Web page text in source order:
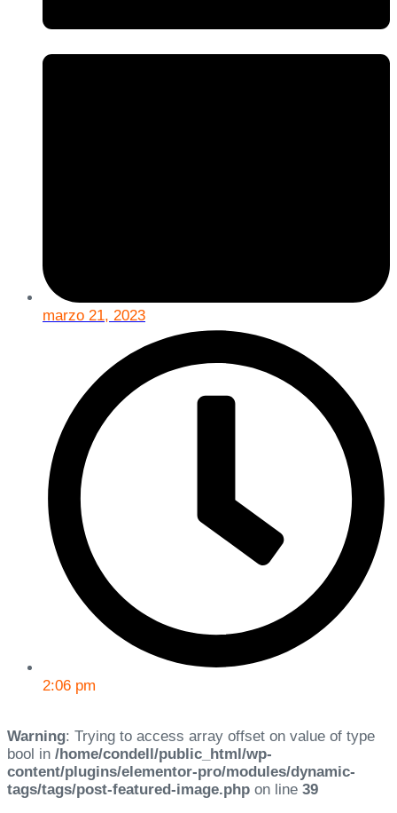
marzo 21, 2023
2:06 pm
Warning: Trying to access array offset on value of type
bool in /home/condell/public_html/wp-
content/plugins/elementor-pro/modules/dynamic-
tags/tags/post-featured-image.php on line 39